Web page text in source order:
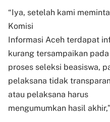
“Iya, setelah kami
Komisi
Informasi Aceh terdapat
kurang tersampaikan
proses seleksi beasiswa,
pelaksana tidak
atau pelaksana harus
mengumumkan hasil